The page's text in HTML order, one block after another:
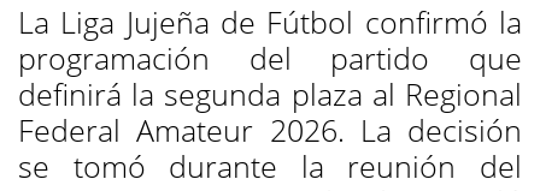
La Liga Jujeña de Fútbol confirmó la
programación del partido que
definirá la segunda plaza al Regional
Federal Amateur 2026. La decisión
se tomó durante la reunión del